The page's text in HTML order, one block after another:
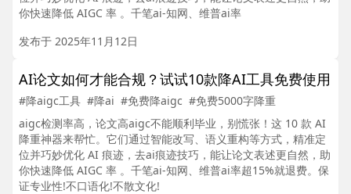
你快速降低 AIGC 率 。千笔ai-知网、维普ai率
发布于 2025年11月12日
AI论文如何才能合规？试试10款降AI工具免费使用
#降aigc工具 #降ai #免费降aigc #免费5000字降重
aigc检测率高，论文高aigc不能顺利毕业，别慌张！这 10 款 AI
降重神器来帮忙。它们通过智能改写、语义重构等方式，精准定
位并巧妙优化 AI 痕迹，去ai痕迹技巧，能让论文表述更自然，助
你快速降低 AIGC 率 。千笔ai-知网、维普ai率超15%就退费。保
证专业性!不口语化!不散文化!